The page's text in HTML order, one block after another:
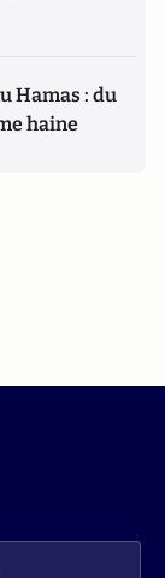
Hamas : du
haine